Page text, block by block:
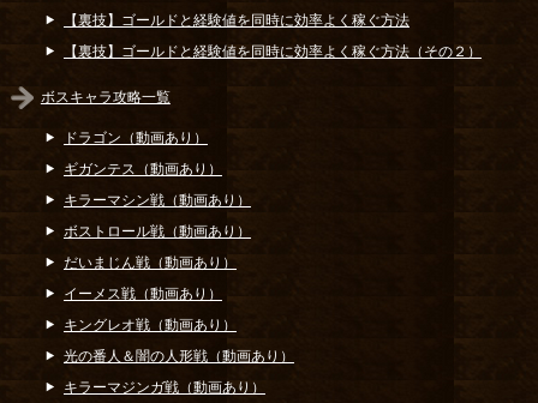
【裏技】ゴールドと経験値を同時に効率よく稼ぐ方法
【裏技】ゴールドと経験値を同時に効率よく稼ぐ方法（その２）
ボスキャラ攻略一覧
ドラゴン（動画あり）
ギガンテス（動画あり）
キラーマシン戦（動画あり）
ボストロール戦（動画あり）
だいまじん戦（動画あり）
イーメス戦（動画あり）
キングレオ戦（動画あり）
光の番人＆闇の人形戦（動画あり）
キラーマジンガ戦（動画あり）